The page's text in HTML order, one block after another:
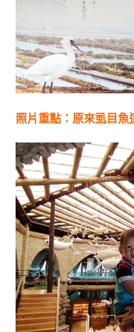
照片重點：原來虱目魚